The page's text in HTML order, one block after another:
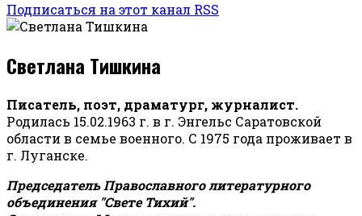
Подписаться на этот канал RSS
Светлана Тишкина
Писатель, поэт, драматург, журналист.
Родилась 15.02.1963 г. в г. Энгельс Саратовской
области в семье военного. С 1975 года проживает в
г. Луганске.
Председатель Православного литературного
объединения "Свете Тихий".